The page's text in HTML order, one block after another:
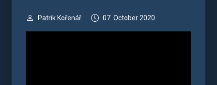
Patrik Kořenář 07. October 2020